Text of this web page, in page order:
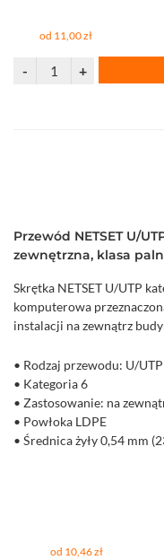
od 11,00 zł
Przewód NETSET U/
zewnętrzna, klasa
Skrętka NETSET U/UTP
komputerowa
instalacji na zewnątrz
• Rodzaj przewodu: U/UTP
• Kategoria 6
• Zastosowanie: na
• Powłoka LDPE
• Średnica żyły 0,54 mm
od 10,46 zł